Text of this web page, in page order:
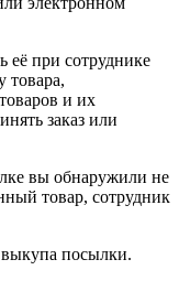
при сотруднике
товара,
и их
заказ или
вы обнаружили не
товар, сотрудник
выкупа посылки.